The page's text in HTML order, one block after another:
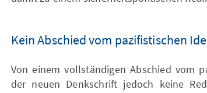
Kein Abschied vom pazifistischen
Von einem vollständigen Abschied vom
der neuen Denkschrift jedoch keine